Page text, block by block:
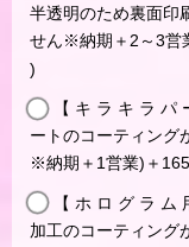
半透明のため裏面印
せん※納期＋2～3営
)
【 キ ラ キ ラ
ートのコーティング
※納期＋1営業)＋
【 ホ ロ グ ラ
加工のコーティング